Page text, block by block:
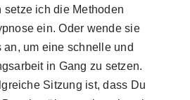
setze ich die Methoden
ein. Oder wende sie
um eine schnelle und
in Gang zu setzen.
Sitzung ist, dass Du